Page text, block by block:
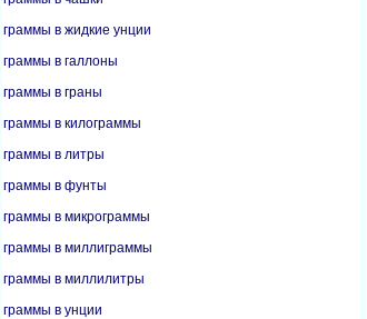
граммы в жидкие унции
граммы в галлоны
граммы в граны
граммы в килограммы
граммы в литры
граммы в фунты
граммы в микрограммы
граммы в миллиграммы
граммы в миллилитры
граммы в унции